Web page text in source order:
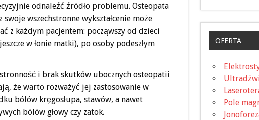
odnaleźć źródło problemu. Osteopata
swoje wszechstronne wykształcenie może
z każdym pacjentem: począwszy od dzieci
w łonie matki), po osoby podeszłym
i brak skutków ubocznych osteopatii
że warto rozważyć jej zastosowanie w
bólów kręgosłupa, stawów, a nawet
bólów głowy czy zatok.
OFERTA
Pole